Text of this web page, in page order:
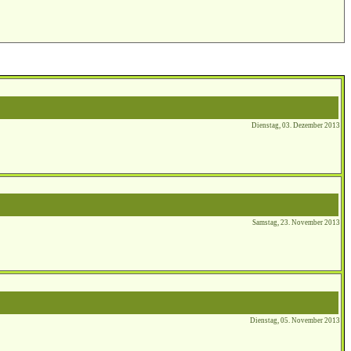
Dienstag, 03. Dezember 2013
Samstag, 23. November 2013
Dienstag, 05. November 2013